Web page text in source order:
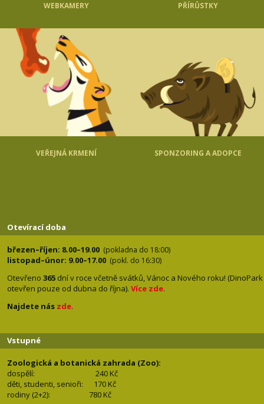
WEBKAMERY PŘÍRŮSTKY
VEŘEJNÁ KRMENÍ SPONZORING A ADOPCE
Otevírací doba
březen–říjen: 8.00–19.00 (pokladna do 18:00)
listopad–únor: 9.00–17.00 (pokl. do 16:30)
Otevřeno 365 dní v roce včetně svátků, Vánoc a Nového roku! (DinoPark
otevřen pouze od dubna do října). Více zde.
Najdete nás zde.
Vstupné
Zoologická a botanická zahrada (Zoo):
dospělí:
240 Kč
děti, studenti, senioři: 170 Kč
rodiny (2+2): 780 Kč